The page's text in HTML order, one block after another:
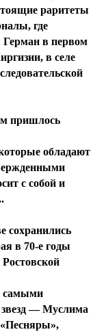
раритеты
где
в первом
в селе
пришлось
обладают
с собой и
сохранились
в 70-е годы
самыми
— Муслима